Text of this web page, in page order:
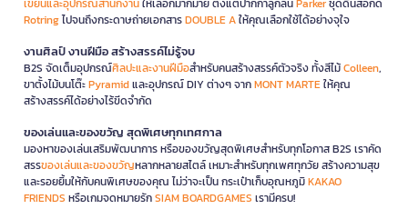
เขียนและอุปกรณ์สำนักงานให้เลือกมากมาย ตั้งแต่ปากกาลูกลื่นParkerชุดดินสอกด
Rotringไปจนถึงกระดาษถ่ายเอกสารDOUBLE Aให้คุณเลือกใช้ได้อย่างจุใจ
งานศิลป์ งานฝีมือ สร้างสรรค์ไม่รู้จบ
B2S จัดเต็มอุปกรณ์ศิลปะและงานฝีมือสำหรับคนสร้างสรรค์ตัวจริง ทั้งสีไม้Colleen,
ขาตั้งไม้บนโต๊ะPyramidและอุปกรณ์ DIY ต่างๆ จากMONT MARTEให้คุณ
สร้างสรรค์ได้อย่างไร้ขีดจำกัด
ของเล่นและของขวัญ สุดพิเศษทุกเทศกาล
มองหาของเล่นเสริมพัฒนาการ หรือของขวัญสุดพิเศษสำหรับทุกโอกาส B2S เราคัด
สรรของเล่นและของขวัญหลากหลายสไตล์ เหมาะสำหรับทุกเพศทุกวัย สร้างความสุข
และรอยยิ้มให้กับคนพิเศษของคุณ ไม่ว่าจะเป็น กระเป๋าเก็บอุณหภูมิKAKAO
FRIENDS หรือเกมจดหมายรักSIAM BOARDGAMES เรามีครบ!